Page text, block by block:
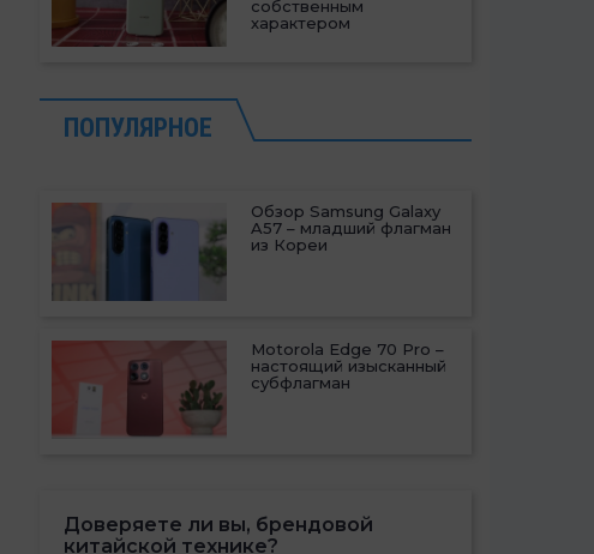
собственным
характером
ПОПУЛЯРНОЕ
Обзор Samsung Galaxy
A57 – младший флагман
из Кореи
Motorola Edge 70 Pro –
настоящий изысканный
субфлагман
Доверяете ли вы, брендовой
китайской технике?